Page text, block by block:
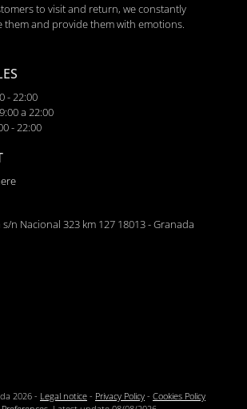
to visit and return, we constantly
them and provide them with emotions.
- 22:00
a 22:00
- 22:00
s/n Nacional 323 km 127 18013 - Granada
2026 - Legal notice - Privacy Policy - Cookies Policy